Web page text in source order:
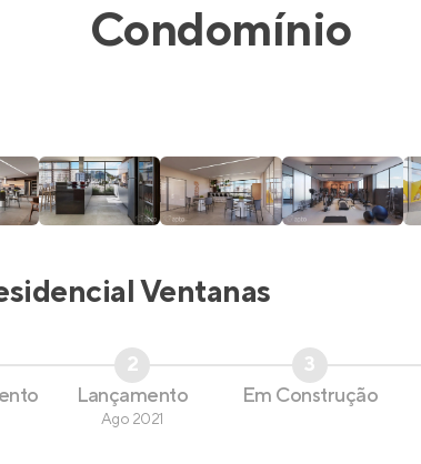
Condomínio
Ventanas
2
Lançamento
Ago 2021
3
Em Construção